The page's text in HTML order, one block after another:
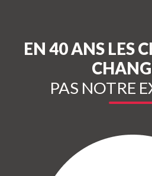
EN 40 ANS LES
PAS NOTRE